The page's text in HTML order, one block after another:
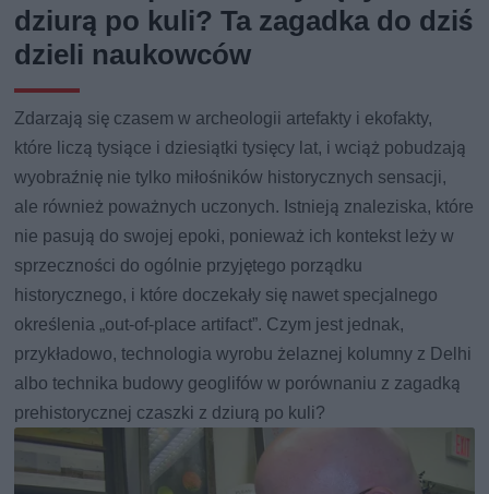
dziurą po kuli? Ta zagadka do dziś
dzieli naukowców
Zdarzają się czasem w archeologii artefakty i ekofakty,
które liczą tysiące i dziesiątki tysięcy lat, i wciąż pobudzają
wyobraźnię nie tylko miłośników historycznych sensacji,
ale również poważnych uczonych. Istnieją znaleziska, które
nie pasują do swojej epoki, ponieważ ich kontekst leży w
sprzeczności do ogólnie przyjętego porządku
historycznego, i które doczekały się nawet specjalnego
określenia „out-of-place artifact”. Czym jest jednak,
przykładowo, technologia wyrobu żelaznej kolumny z Delhi
albo technika budowy geoglifów w porównaniu z zagadką
prehistorycznej czaszki z dziurą po kuli?